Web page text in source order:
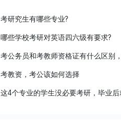
考研究生有哪些专业?
哪些学校考研对英语四六级有要求?
考公务员和考教师资格证有什么区别
考教资，考公该如何选择
这4个专业的学生没必要考研，毕业